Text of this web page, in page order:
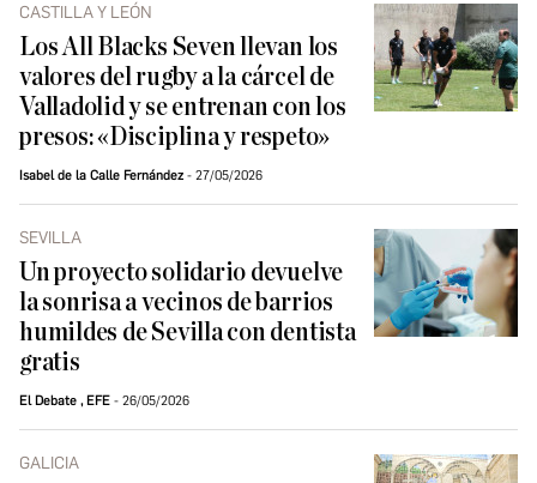
CASTILLA Y LEÓN
Los All Blacks Seven llevan los
valores del rugby a la cárcel de
Valladolid y se entrenan con los
presos: «Disciplina y respeto»
Isabel de la Calle Fernández 27/05/2026
SEVILLA
Un proyecto solidario devuelve
la sonrisa a vecinos de barrios
humildes de Sevilla con dentista
gratis
El Debate , EFE 26/05/2026
GALICIA